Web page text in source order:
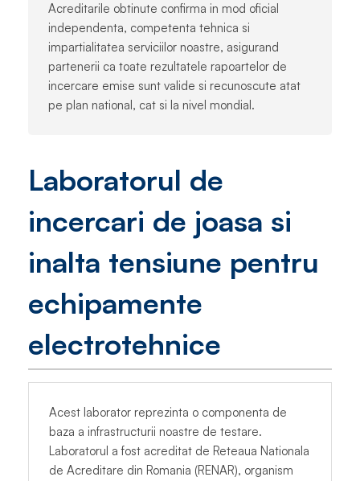
Acreditarile obtinute confirma in mod oficial
independenta, competenta tehnica si
impartialitatea serviciilor noastre, asigurand
partenerii ca toate rezultatele rapoartelor de
incercare emise sunt valide si recunoscute atat
pe plan national, cat si la nivel mondial.
Laboratorul de
incercari de joasa si
inalta tensiune pentru
echipamente
electrotehnice
Acest laborator reprezinta o componenta de
baza a infrastructurii noastre de testare.
Laboratorul a fost acreditat de Reteaua Nationala
de Acreditare din Romania (RENAR), organism